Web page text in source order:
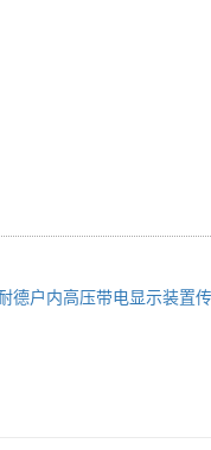
德户内高压带电显示装置